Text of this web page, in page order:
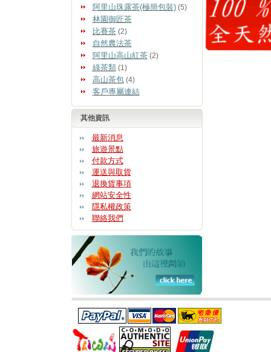
阿里山珠露茶(極簡包裝)(5)
林園御匠茶
比賽茶(2)
自然農法茶
阿里山高山紅茶(2)
綠茶類 (1)
高山茶包(4)
客戶專屬連結
其他資訊
最新消息
旅遊景點
付款方式
運送與取貨
退換貨事項
網站安全性
隱私權政策
聯絡我們